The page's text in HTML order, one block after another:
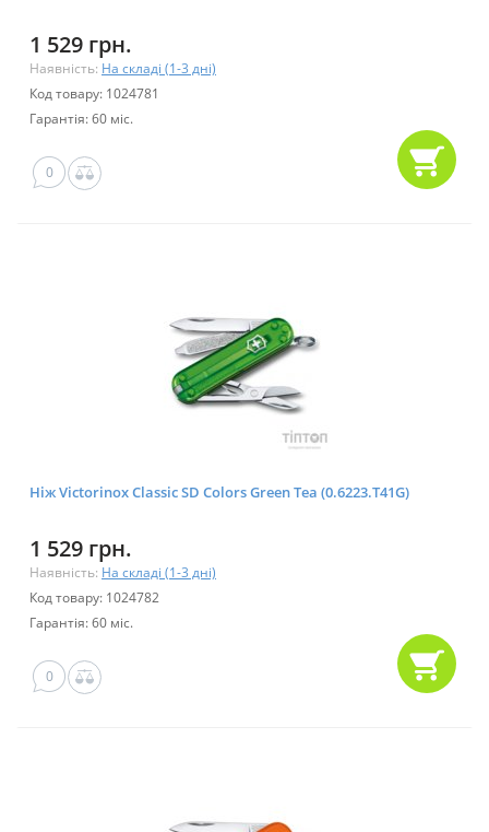
1 529 грн.
Наявність: На складі (1-3 дні)
Код товару: 1024781
Гарантія: 60 міс.
0
Ніж Victorinox Classic SD Colors Green Tea (0.6223.T41G)
1 529 грн.
Наявність: На складі (1-3 дні)
Код товару: 1024782
Гарантія: 60 міс.
0